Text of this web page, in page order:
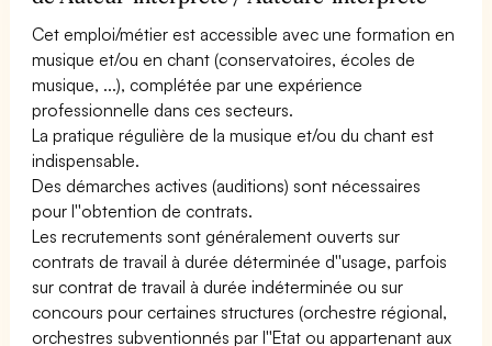
Cet emploi/métier est accessible avec une formation en
musique et/ou en chant (conservatoires, écoles de
musique, ...), complétée par une expérience
professionnelle dans ces secteurs.
La pratique régulière de la musique et/ou du chant est
indispensable.
Des démarches actives (auditions) sont nécessaires
pour l''obtention de contrats.
Les recrutements sont généralement ouverts sur
contrats de travail à durée déterminée d''usage, parfois
sur contrat de travail à durée indéterminée ou sur
concours pour certaines structures (orchestre régional,
orchestres subventionnés par l''Etat ou appartenant aux